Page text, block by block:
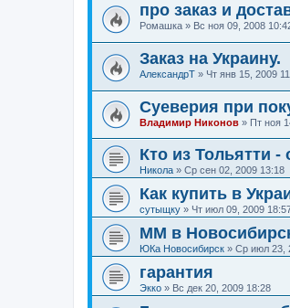
про заказ и
Ромашка » Вс ноя 09, 2008
Заказ на Украину.
АлександрТ » Чт янв 15, 2009
Суеверия при
Владимир Никонов » Пт ноя
Кто из Тольятти -
Никола » Ср сен 02, 2009 13:18
Как купить в
сутыщку » Чт июл 09, 2009
ММ в
ЮКа Новосибирск » Ср июл 23,
гарантия
Экко » Вс дек 20, 2009 18:28